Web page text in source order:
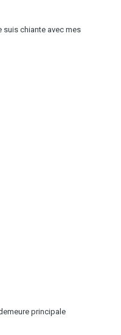
suis chiante avec mes
principale